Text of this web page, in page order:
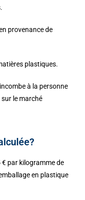
provenance de
plastiques.
à la personne
le marché
€ par kilogramme de
en plastique